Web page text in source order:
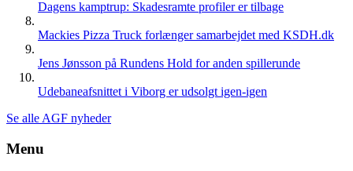
Dagens kamptrup: Skadesramte profiler er tilbage
Mackies Pizza Truck forlænger samarbejdet med KSDH.dk
Jens Jønsson på Rundens Hold for anden spillerunde
Udebaneafsnittet i Viborg er udsolgt igen-igen
Se alle AGF nyheder
Menu